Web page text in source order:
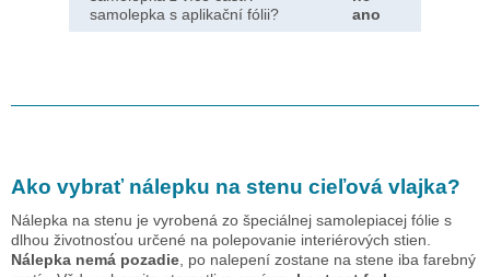
samolepka s aplikační fólii?
ano
Ako vybrať nálepku na stenu cieľová vlajka?
Nálepka na stenu je vyrobená zo špeciálnej samolepiacej fólie s
dlhou životnosťou určené na polepovanie interiérových stien.
Nálepka nemá pozadie , po nalepení zostane na stene iba farebný